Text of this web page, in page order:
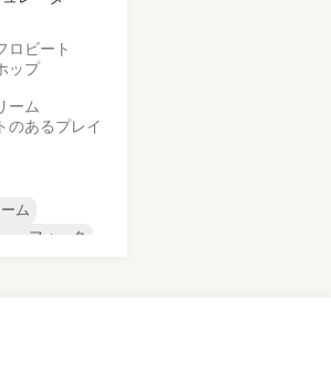
ロビート
ップ
ーム
のあるプレイ
ム
・フォーク